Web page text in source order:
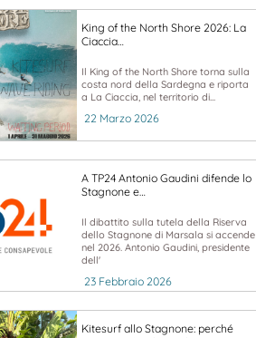
King of the North Shore 2026: La
Ciaccia…
Il King of the North Shore torna sulla
costa nord della Sardegna e riporta
a La Ciaccia, nel territorio di...
22 Marzo 2026
A TP24 Antonio Gaudini difende lo
Stagnone e…
Il dibattito sulla tutela della Riserva
dello Stagnone di Marsala si accende
nel 2026. Antonio Gaudini, presidente
dell'
23 Febbraio 2026
Kitesurf allo Stagnone: perché